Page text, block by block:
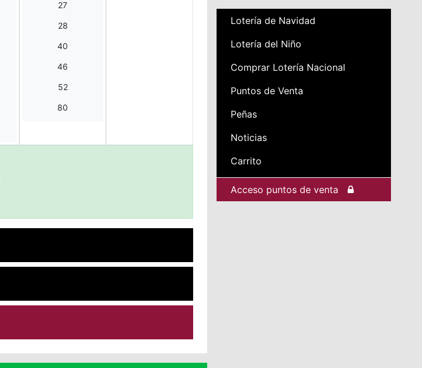
27
28
40
46
52
80
Lotería de Navidad
Lotería del Niño
Comprar Lotería Nacional
Puntos de Venta
Peñas
Noticias
Carrito
Acceso puntos de venta